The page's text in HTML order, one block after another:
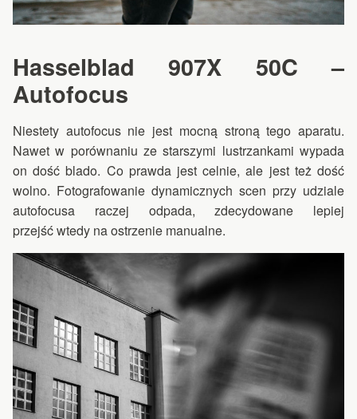
Hasselblad 907X 50C –
Autofocus
Niestety autofocus nie jest mocną stroną tego aparatu.
Nawet w porównaniu ze starszymi lustrzankami wypada
on dość blado. Co prawda jest celnie, ale jest też dość
wolno. Fotografowanie dynamicznych scen przy udziale
autofocusa raczej odpada, zdecydowane lepiej
przejść wtedy na ostrzenie manualne.